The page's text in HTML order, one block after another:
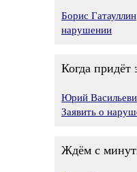
Борис Гатауллин
нарушении
Когда придёт
Юрий
Заявить о
Ждём с